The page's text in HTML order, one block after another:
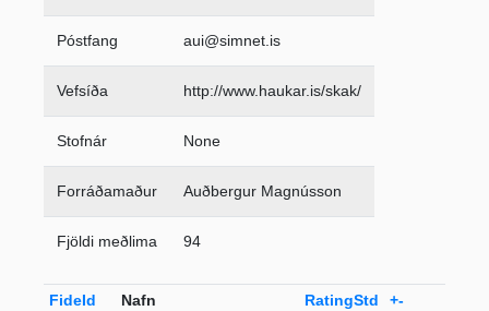
Póstfang aui@simnet.is
Vefsíða http://www.haukar.is/skak/
Stofnár None
Forráðamaður Auðbergur Magnússon
Fjöldi meðlima 94
FideId Nafn RatingStd +-